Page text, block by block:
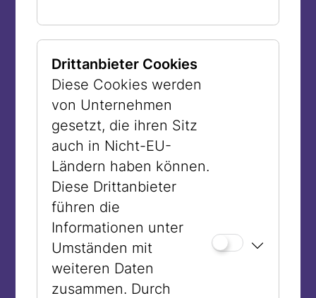
nachjustieren.In eine Schale füllen
und mit Granatapfelkernen, Kräutern
und etwas Olivenöl garnieren.
Drittanbieter Cookies
Diese Cookies werden
von Unternehmen
gesetzt, die ihren Sitz
auch in Nicht-EU-
Ländern haben können.
Diese Drittanbieter
führen die
Informationen unter
Umständen mit
weiteren Daten
zusammen. Durch